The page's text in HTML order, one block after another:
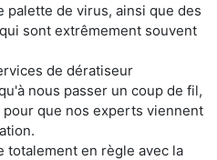
palette de virus, ainsi que des
sont extrêmement souvent
de dératiseur
nous passer un coup de fil,
que nos experts viennent
totalement en règle avec la